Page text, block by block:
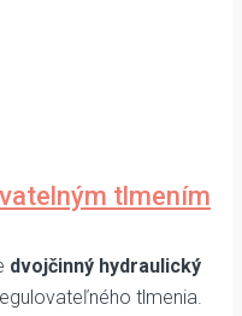
tlmením
dvojčinný hydraulický
tlmenia.